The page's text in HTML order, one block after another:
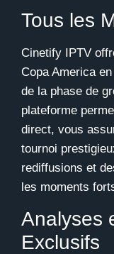
Tous les
Cinetify IPTV
Copa America
de la phase de
plateforme
direct, vous
tournoi
rediffusions et
les moments
Analyses
Exclusifs